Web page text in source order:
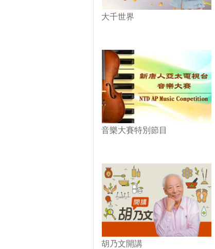
大千世界
音樂大賽特別節目
胡乃文開講